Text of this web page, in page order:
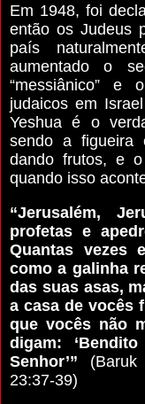
Em 1948, foi
então os Judeus
país
aumentado o
“messiânico” e
judaicos em
Yeshua é o
sendo a figueira
dando frutos, e
quando isso
“Jerusalém,
profetas e
Quantas vezes
como a galinha
das suas asas,
a casa de vocês
que vocês não
digam:
Senhor’” (Baruk
23:37-39)